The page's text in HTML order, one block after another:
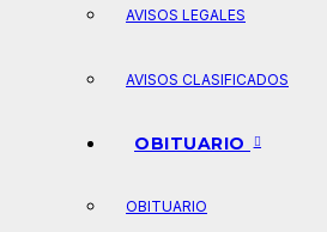
AVISOS LEGALES
AVISOS CLASIFICADOS
OBITUARIO
OBITUARIO